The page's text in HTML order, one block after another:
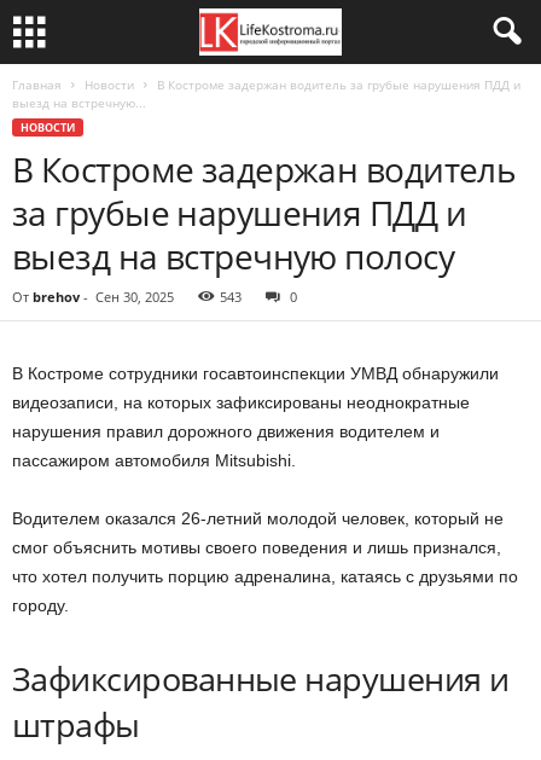
Главная Новости
В Костроме задержан водитель за грубые нарушения ПДД и
выезд на встречную...
НОВОСТИ
В Костроме задержан водитель
за грубые нарушения ПДД и
выезд на встречную полосу
От brehov - Сен 30, 2025 543 0
В Костроме сотрудники госавтоинспекции УМВД обнаружили
видеозаписи, на которых зафиксированы неоднократные
нарушения правил дорожного движения водителем и
пассажиром автомобиля Mitsubishi.
Водителем оказался 26-летний молодой человек, который не
смог объяснить мотивы своего поведения и лишь признался,
что хотел получить порцию адреналина, катаясь с друзьями по
городу.
Зафиксированные нарушения и
штрафы